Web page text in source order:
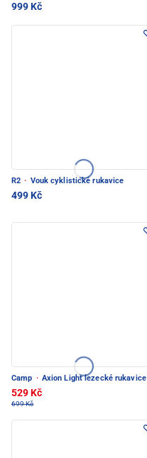
999 Kč
R2 · Vouk cyklistické rukavice
499 Kč
Camp · Axion Light lezecké rukavice
529 Kč
699 Kč